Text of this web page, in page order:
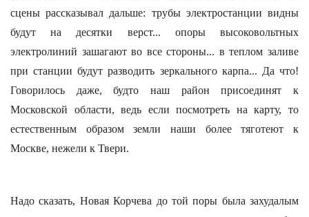
сцены рассказывал дальше: трубы электростанции видны
будут на десятки верст... опоры высоковольтных
электролиний зашагают во все стороны... в теплом заливе
при станции будут разводить зеркального карпа... Да что!
Говорилось даже, будто наш район присоединят к
Московской области, ведь если посмотреть на карту, то
естественным образом земли наши более тяготеют к
Москве, нежели к Твери.
Надо сказать, Новая Корчева до той поры была захудалым